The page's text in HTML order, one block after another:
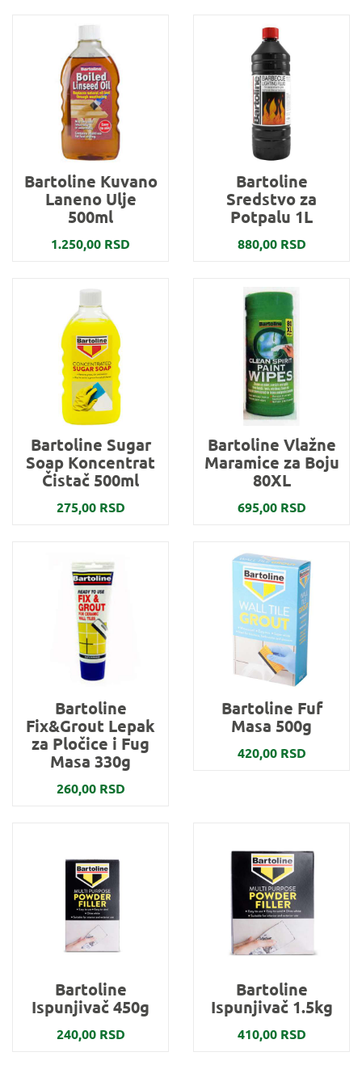
Bartoline Kuvano
Laneno Ulje
500ml
1.250,00 RSD
Bartoline
Sredstvo za
Potpalu 1L
880,00 RSD
Bartoline Sugar
Soap Koncentrat
Čistač 500ml
275,00 RSD
Bartoline Vlažne
Maramice za Boju
80XL
695,00 RSD
Bartoline
Fix&Grout Lepak
za Pločice i Fug
Masa 330g
260,00 RSD
Bartoline Fuf
Masa 500g
420,00 RSD
Bartoline
Ispunjivač 450g
240,00 RSD
Bartoline
Ispunjivač 1.5kg
410,00 RSD